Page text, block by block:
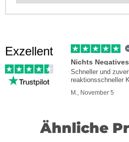
Exzellent
Nichts
Schneller und
reaktionsschneller
M., November 5
Ähnliche